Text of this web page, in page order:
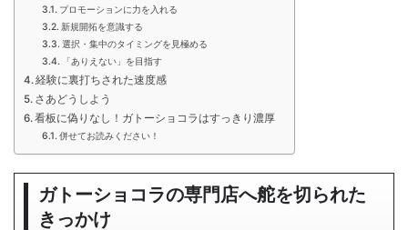
プロモーションに力を入れる
新規開拓を意識する
選択・集中のタイミングを見極める
「ありえない」を目指す
経験に裏打ちされた速度感
さあどうしよう
看板に偽りなし！ガトーショコラはすっきり濃厚
併せてお読みください！
ガトーショコラの専門店へ舵を切られた
きっかけ